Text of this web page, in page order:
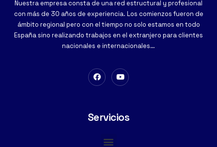
Nuestra empresa consta de una red estructural y profesional
con más de 30 años de experiencia. Los comienzos fueron de
ámbito regional pero con el tiempo no solo estamos en todo
España sino realizando trabajos en el extranjero para clientes
nacionales e internacionales…
Servicios